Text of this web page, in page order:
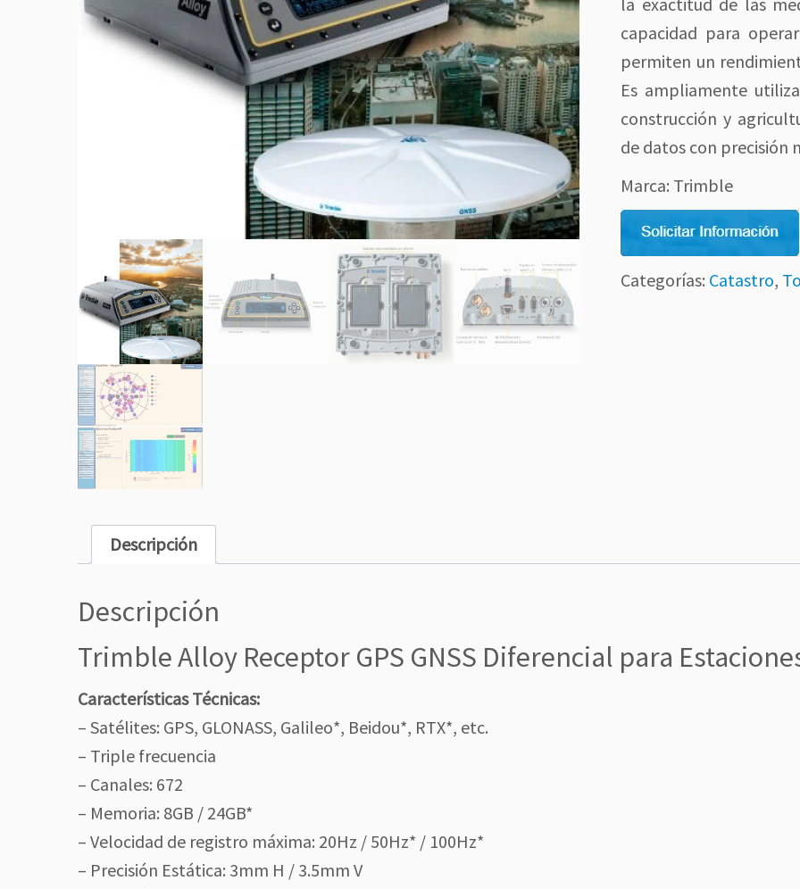
capacidad para
permiten un
Es ampliamente
construcción y
de datos con precisión
Marca: Trimble
Categorías: Catastro,
Descripción
Descripción
Trimble Alloy Receptor GPS GNSS Diferencial para
Características Técnicas:
– Satélites: GPS, GLONASS, Galileo*, Beidou*, RTX*, etc.
– Triple frecuencia
– Canales: 672
– Memoria: 8GB / 24GB*
– Velocidad de registro máxima: 20Hz / 50Hz* / 100Hz*
– Precisión Estática: 3mm H / 3.5mm V